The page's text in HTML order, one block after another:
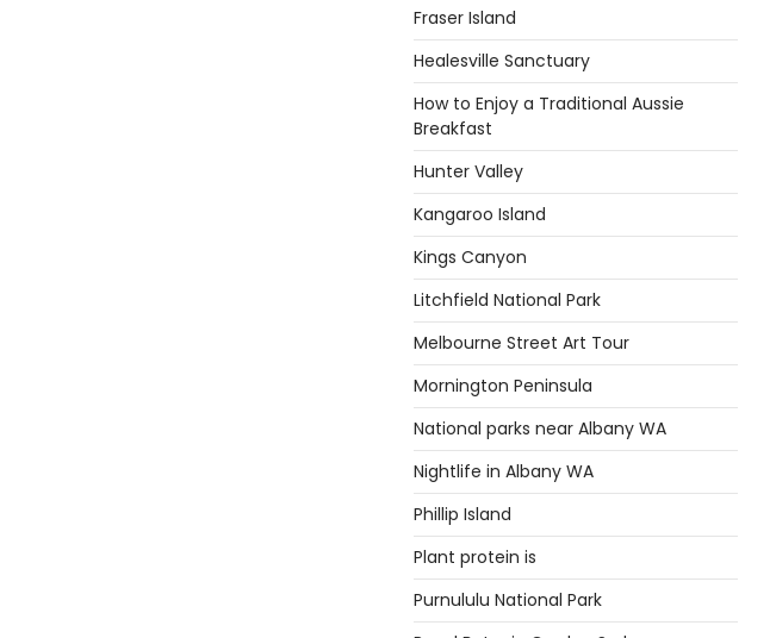
Fraser Island
Healesville Sanctuary
How to Enjoy a Traditional Aussie
Breakfast
Hunter Valley
Kangaroo Island
Kings Canyon
Litchfield National Park
Melbourne Street Art Tour
Mornington Peninsula
National parks near Albany WA
Nightlife in Albany WA
Phillip Island
Plant protein is
Purnululu National Park